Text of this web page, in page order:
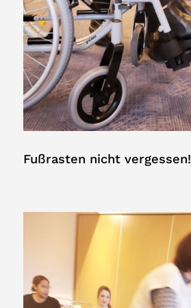
Fußrasten nicht vergessen!